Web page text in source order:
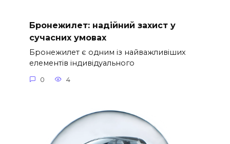
Бронежилет: надійний захист у
сучасних умовах
Бронежилет є одним із найважливіших
елементів індивідуального
0 4